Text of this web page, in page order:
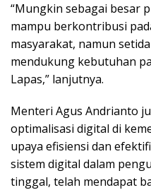
“Mungkin sebagai besar
mampu berkontribusi
masyarakat, namun
mendukung kebutuhan
Lapas,” lanjutnya.
Menteri Agus Andrianto
optimalisasi digital di
upaya efisiensi dan
sistem digital dalam
tinggal, telah mendapat